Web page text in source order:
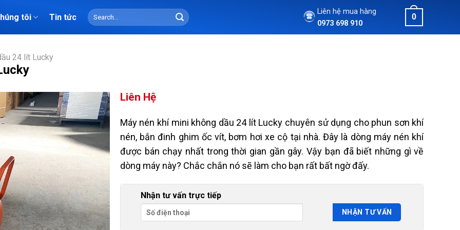
tôi Tin tức
Search
for:
Liên hệ mua hàng
0973 698 910
0
24 lít Lucky
Liên Hệ
Máy nén khí mini không dầu 24 lít Lucky chuyên sử dụng cho phun sơn khí
nén, bắn đinh ghim ốc vít, bơm hơi xe cộ tại nhà. Đây là dòng máy nén khí
được bán chạy nhất trong thời gian gần gây. Vậy bạn đã biết những gì về
dòng máy này? Chắc chắn nó sẽ làm cho bạn rất bất ngờ đấy.
Nhận tư vấn trực tiếp